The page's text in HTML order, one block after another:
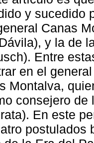
y sucedido
Canas
y la de
Entre
en el
Montalva,
consejero
En este
postulados